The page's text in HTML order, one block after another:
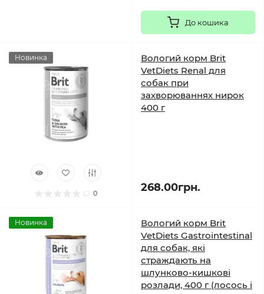
До кошика
Новинка
0
Вологий корм Brit
VetDiets Renal для
собак при
захворюваннях нирок
400 г
268.00грн.
Новинка
Вологий корм Brit
VetDiets Gastrointestinal
для собак, які
страждають на
шлунково-кишкові
розлади, 400 г (лосось і